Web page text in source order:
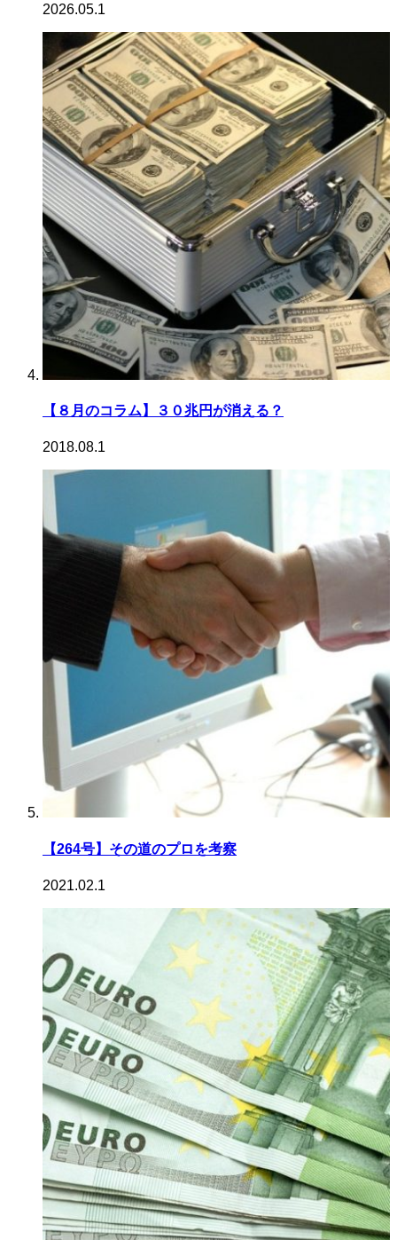
2026.05.1
【８月のコラム】３０兆円が消える？
2018.08.1
【264号】その道のプロを考察
2021.02.1